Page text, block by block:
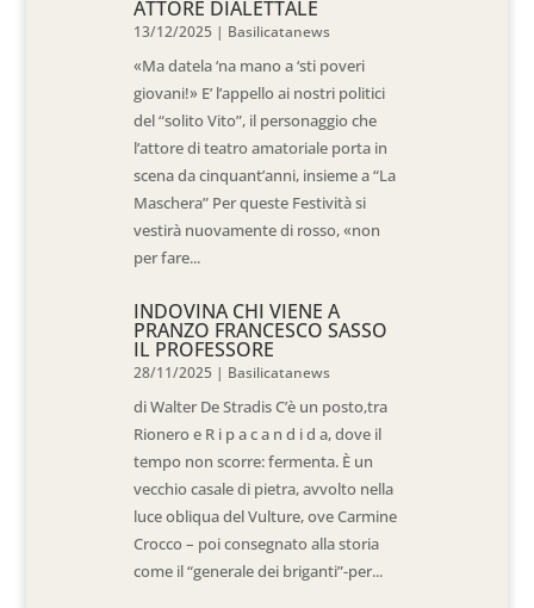
ATTORE DIALETTALE
13/12/2025 | Basilicatanews
«Ma datela ‘na mano a ‘sti poveri
giovani!» E’ l’appello ai nostri politici
del “solito Vito”, il personaggio che
l’attore di teatro amatoriale porta in
scena da cinquant’anni, insieme a “La
Maschera” Per queste Festività si
vestirà nuovamente di rosso, «non
per fare...
INDOVINA CHI VIENE A
PRANZO FRANCESCO SASSO
IL PROFESSORE
28/11/2025 | Basilicatanews
di Walter De Stradis C’è un posto,tra
Rionero e R i p a c a n d i d a, dove il
tempo non scorre: fermenta. È un
vecchio casale di pietra, avvolto nella
luce obliqua del Vulture, ove Carmine
Crocco – poi consegnato alla storia
come il “generale dei briganti”-per...